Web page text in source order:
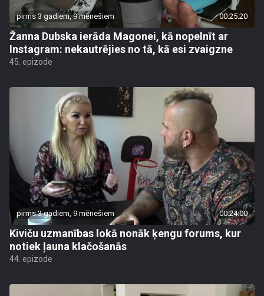
pirms 3 gadiem, 9 mēnešiem 00:25:20
Žanna Dubska ierāda Magonei, kā nopelnīt ar
Instagram: nekautrējies no tā, kā esi zvaigzne
45. epizode
pirms 3 gadiem, 9 mēnešiem 00:24:00
Kiviču uzmanības lokā nonāk ķengu forums, kur
notiek ļauna klačošanās
44. epizode